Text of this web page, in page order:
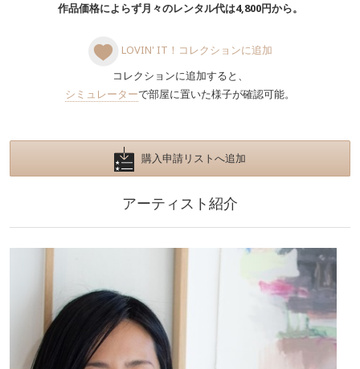
作品価格によらず月々のレンタル代は4,800円から。
LOVIN' IT！コレクションに追加
コレクションに追加すると、
シミュレーターで部屋に置いた様子が確認可能。
購入申請リストへ追加
アーティスト紹介